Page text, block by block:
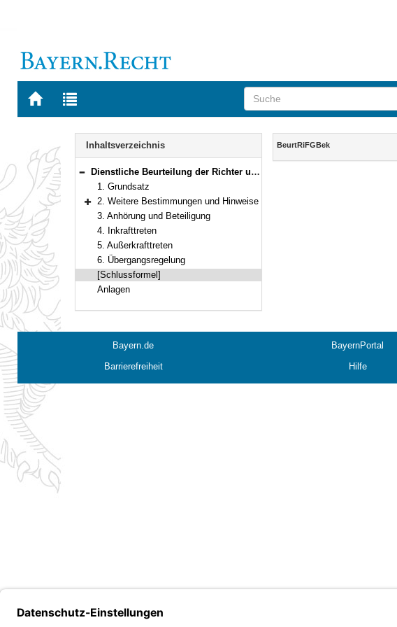
Zur
BAYERN.RECHT
Zur
letzten
Navigation
Inhaltsverzeichnis
Bereich reduzieren
Dienstliche Beurteilung der Richter und Richterinnen an den Finanzgerichten
1. Grundsatz
Bereich erweitern
2. Weitere Bestimmungen und Hinweise
3. Anhörung und Beteiligung
4. Inkrafttreten
5. Außerkrafttreten
6. Übergangsregelung
[Schlussformel]
Anlagen
Inhalt
BeurtRiFGBek
Bayern.de BayernPortal
Barrierefreiheit
Hilfe